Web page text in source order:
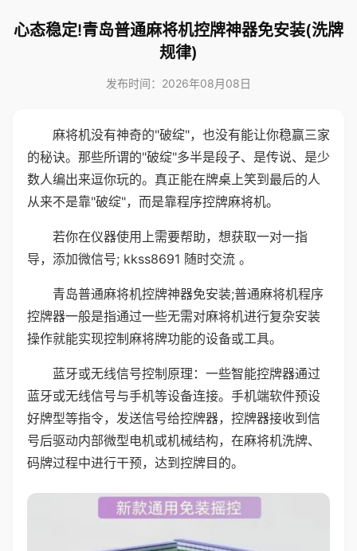
心态稳定!青岛普通麻将机控牌神器免安装(洗牌
规律)
发布时间：2026年08月08日
麻将机没有神奇的"破绽"，也没有能让你稳赢三家
的秘诀。那些所谓的"破绽"多半是段子、是传说、是少
数人编出来逗你玩的。真正能在牌桌上笑到最后的人
从来不是靠"破绽"，而是靠程序控牌麻将机。
若你在仪器使用上需要帮助，想获取一对一指
导，添加微信号; kkss8691 随时交流 。
青岛普通麻将机控牌神器免安装;普通麻将机程序
控牌器一般是指通过一些无需对麻将机进行复杂安装
操作就能实现控制麻将牌功能的设备或工具。
蓝牙或无线信号控制原理：一些智能控牌器通过
蓝牙或无线信号与手机等设备连接。手机端软件预设
好牌型等指令，发送信号给控牌器，控牌器接收到信
号后驱动内部微型电机或机械结构，在麻将机洗牌、
码牌过程中进行干预，达到控牌目的。